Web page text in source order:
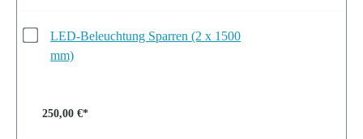
LED-Beleuchtung Sparren (2 x 1500
mm)
250,00 €*